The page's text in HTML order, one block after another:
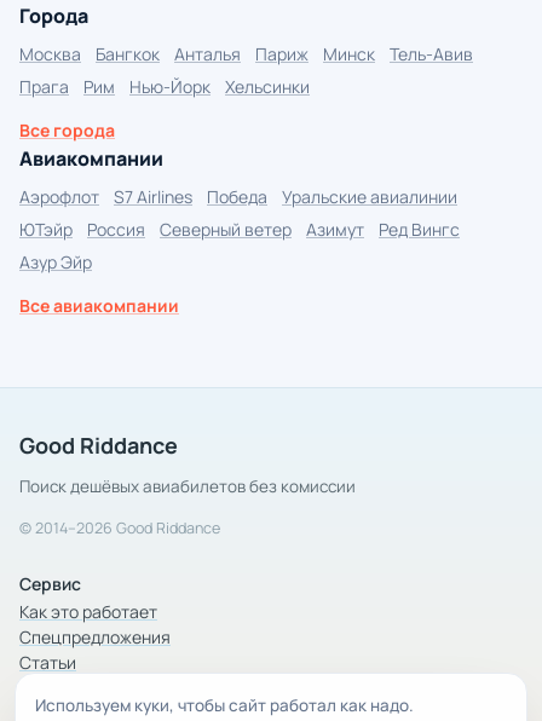
Города
Москва Бангкок Анталья Париж Минск
Тель-Авив
Прага
Рим Нью-Йорк
Хельсинки
Все города
Авиакомпании
Аэрофлот S7 Airlines Победа
Уральские авиалинии
ЮТэйр
Россия Северный ветер Азимут
Ред Вингс
Азур Эйр
Все авиакомпании
Good Riddance
Поиск дешёвых авиабилетов без комиссии
© 2014–2026 Good Riddance
Сервис
Как это работает
Спецпредложения
Статьи
Используем куки, чтобы сайт работал как надо.